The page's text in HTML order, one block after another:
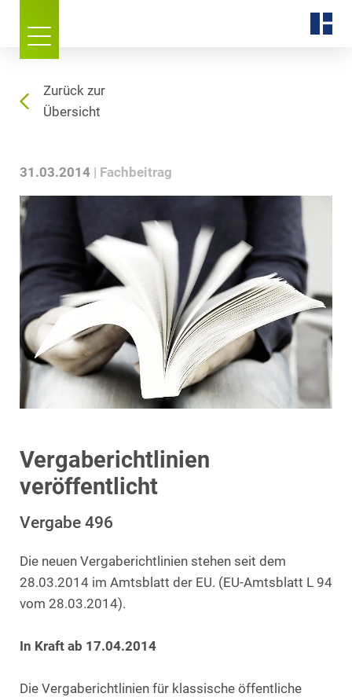
Zurück zur
Übersicht
31.03.2014 Fachbeitrag
Vergaberichtlinien
veröffentlicht
Vergabe 496
Die neuen Vergaberichtlinien stehen seit dem
28.03.2014 im Amtsblatt der EU. (EU-Amtsblatt L 94
vom 28.03.2014).
In Kraft ab 17.04.2014
Die Vergaberichtlinien für klassische öffentliche